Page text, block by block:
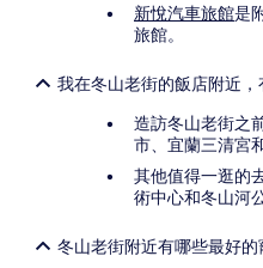
新悅汽車旅館是
旅館。
我在冬山老街的飯店附近
造訪冬山老街之
市、宜蘭三清宮
其他值得一逛的
術中心和冬山河
冬山老街附近有哪些最好的